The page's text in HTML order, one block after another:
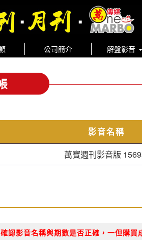
公司簡介 解盤影音
影音名稱
萬寶週刊影音版
認影音名稱與期數是否正確，一但購買